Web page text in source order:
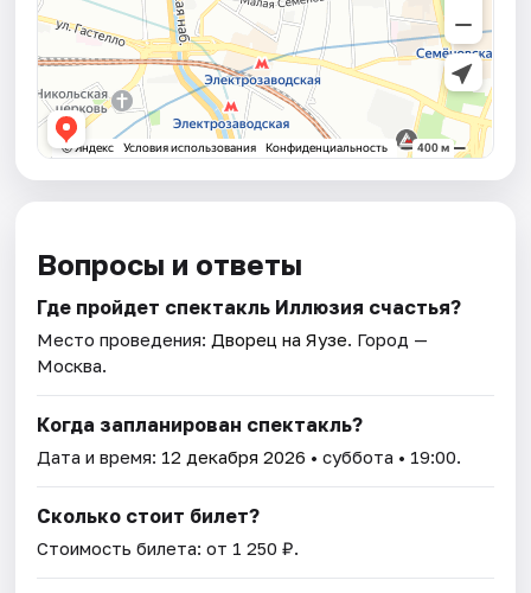
Вопросы и ответы
Где пройдет спектакль Иллюзия счастья?
Место проведения: Дворец на Яузе. Город —
Москва.
Когда запланирован спектакль?
Дата и время: 12 декабря 2026 • суббота • 19:00.
Сколько стоит билет?
Стоимость билета: от 1 250 ₽.